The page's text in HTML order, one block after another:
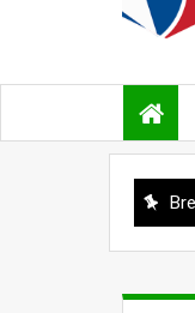
Hàng Không Mẫu Hạm